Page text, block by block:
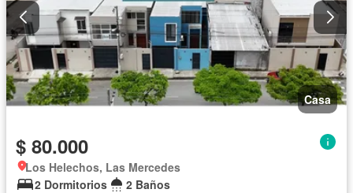
Casa
$ 80.000
Los Helechos, Las Mercedes
2 Dormitorios
2 Baños